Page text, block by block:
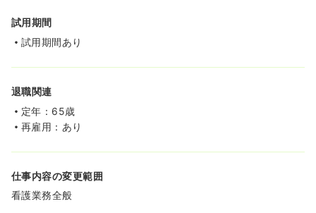
試用期間
試用期間あり
退職関連
定年：65歳
再雇用：あり
仕事内容の変更範囲
看護業務全般